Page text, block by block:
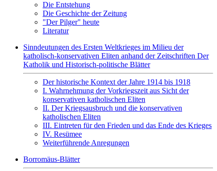
Die Entstehung
Die Geschichte der Zeitung
"Der Pilger" heute
Literatur
Sinndeutungen des Ersten Weltkrieges im Milieu der
katholisch-konservativen Eliten anhand der Zeitschriften Der
Katholik und Historisch-politische Blätter
Der historische Kontext der Jahre 1914 bis 1918
I. Wahrnehmung der Vorkriegszeit aus Sicht der
konservativen katholischen Eliten
II. Der Kriegsausbruch und die konservativen
katholischen Eliten
III. Eintreten für den Frieden und das Ende des Krieges
IV. Resümee
Weiterführende Anregungen
Borromäus-Blätter